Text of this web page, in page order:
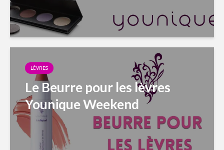
LÈVRES
Le Beurre pour les lèvres
Younique Weekend